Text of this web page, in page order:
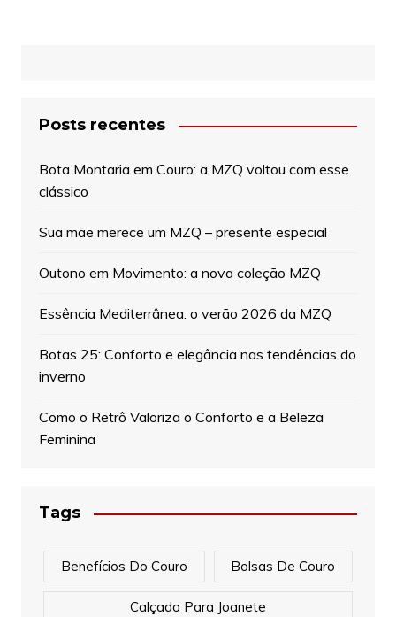
Posts recentes
Bota Montaria em Couro: a MZQ voltou com esse
clássico
Sua mãe merece um MZQ – presente especial
Outono em Movimento: a nova coleção MZQ
Essência Mediterrânea: o verão 2026 da MZQ
Botas 25: Conforto e elegância nas tendências do
inverno
Como o Retrô Valoriza o Conforto e a Beleza
Feminina
Tags
Benefícios Do Couro Bolsas De Couro
Calçado Para Joanete